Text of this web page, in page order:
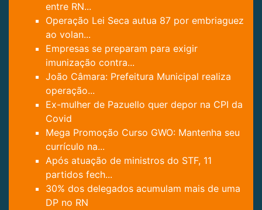
entre RN...
Operação Lei Seca autua 87 por embriaguez
ao volan...
Empresas se preparam para exigir
imunização contra...
João Câmara: Prefeitura Municipal realiza
operação...
Ex-mulher de Pazuello quer depor na CPI da
Covid
Mega Promoção Curso GWO: Mantenha seu
currículo na...
Após atuação de ministros do STF, 11
partidos fech...
30% dos delegados acumulam mais de uma
DP no RN